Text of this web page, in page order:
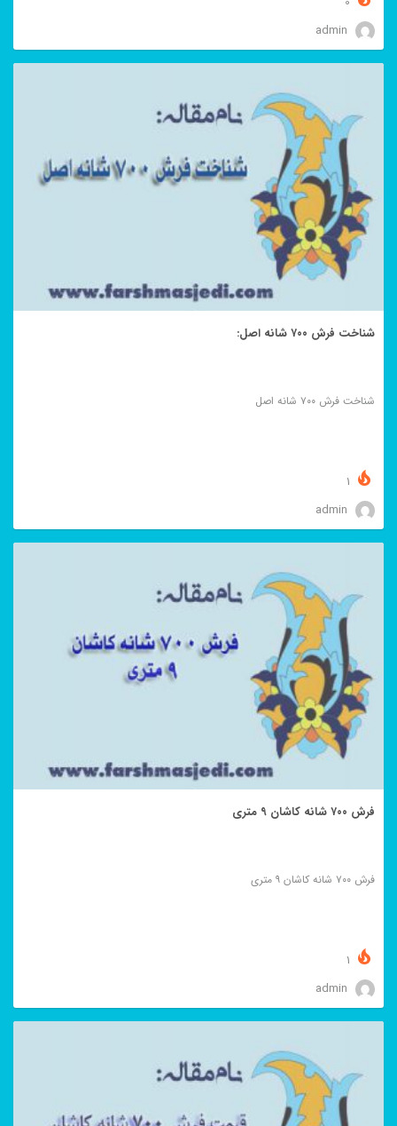
admin
شناخت فرش ۷۰۰ شانه اصل:
شناخت فرش ۷۰۰ شانه اصل
admin
فرش ۷۰۰ شانه کاشان ۹ متری
فرش ۷۰۰ شانه کاشان ۹ متری
admin